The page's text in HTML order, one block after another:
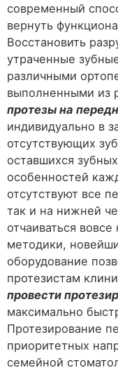
современный
вернуть
Восстановить
утраченные
различными
выполненными из
протезы на
индивидуально в
отсутствующих
оставшихся
особенностей
отсутствуют все
так и на нижней
отчаиваться
методики,
оборудование
протезистам
провести
максимально
Протезирование
приоритетных
семейной